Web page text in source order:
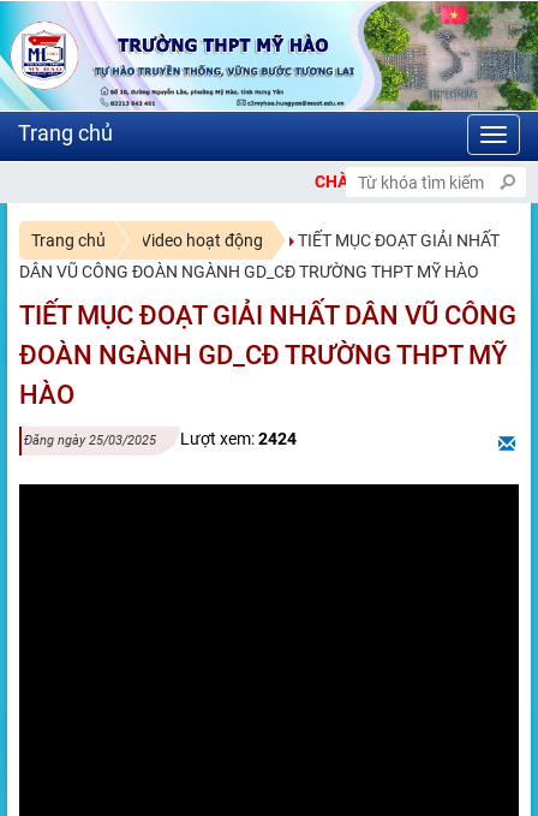
CHÀO MỪNG BẠN ĐẾN VỚI CỔNG
Trang chủ Video hoạt động
TIẾT MỤC ĐOẠT GIẢI NHẤT
DÂN VŨ CÔNG ĐOÀN NGÀNH GD_CĐ TRƯỜNG THPT MỸ HÀO
TIẾT MỤC ĐOẠT GIẢI NHẤT DÂN VŨ CÔNG
ĐOÀN NGÀNH GD_CĐ TRƯỜNG THPT MỸ
HÀO
Đăng ngày 25/03/2025 Lượt xem:2424